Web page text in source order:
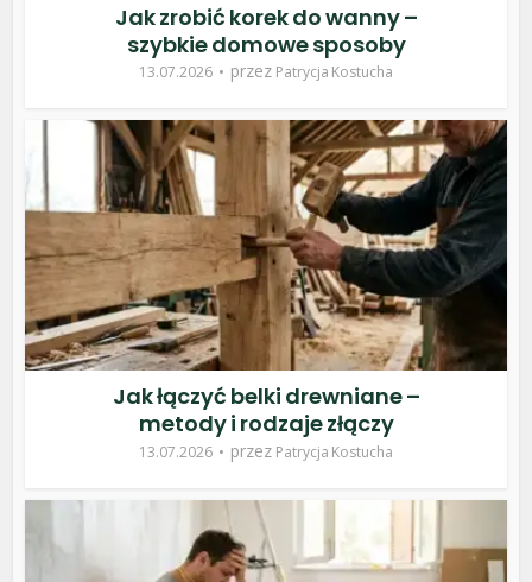
Jak zrobić korek do wanny –
szybkie domowe sposoby
13.07.2026 przez Patrycja Kostucha
Jak łączyć belki drewniane –
metody i rodzaje złączy
13.07.2026 przez Patrycja Kostucha